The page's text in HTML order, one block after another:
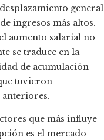
general
ingresos más altos.
aumento salarial no
se traduce en la
de acumulación
tuvieron
anteriores.
que más influye
es el mercado